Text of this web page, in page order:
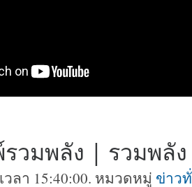
วมพลัง | รวมพลั
วลา 15:40:00. หมวดหมู่ ข่าว